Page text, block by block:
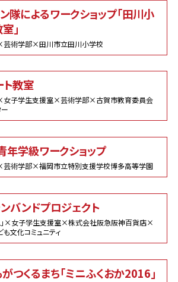
隊によるワークショップ「田川小
」
術学部×田川市立田川小学校
ト教室
女子学生支援室×芸術学部×古賀市教育委員会
学級ワークショップ
術学部×福岡市立特別支援学校博多高等学園
バンドプロジェクト
」×女子学生支援室×株式会社阪急阪神百貨店×
文化コミュニティ
つくるまち「ミニふくおか2016」